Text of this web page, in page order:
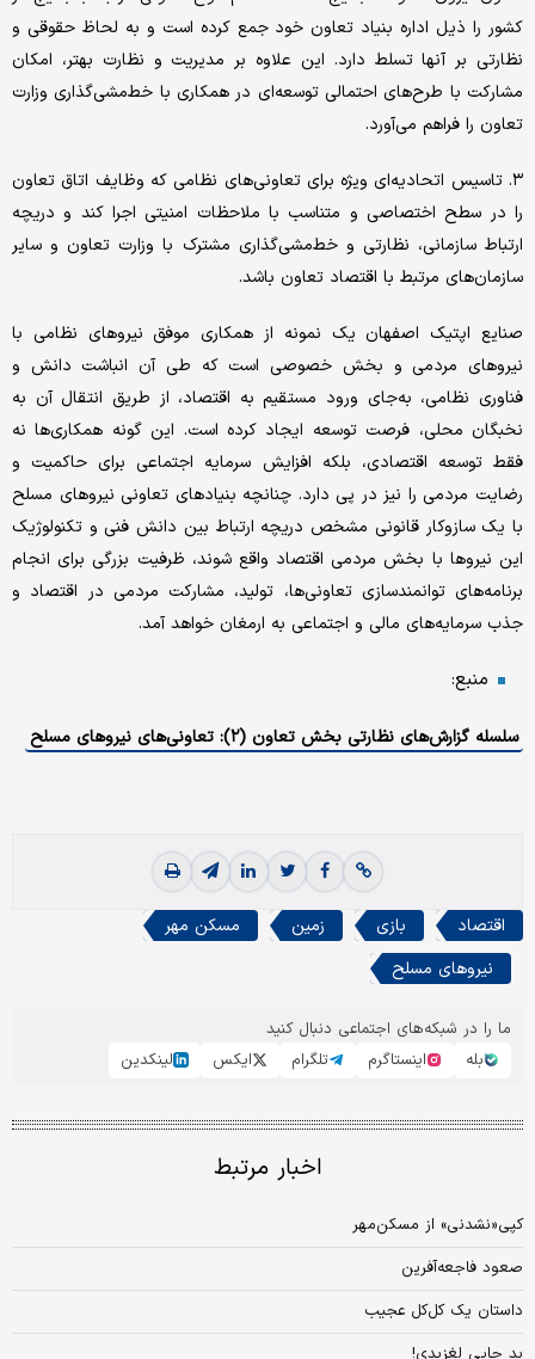
کشور را ذیل اداره بنیاد تعاون خود جمع کرده است و به لحاظ حقوقی و
نظارتی بر آنها تسلط دارد. این علاوه بر مدیریت و نظارت بهتر، امکان
مشارکت با طرح‌های احتمالی توسعه‌ای در همکاری با خط‌مشی‌گذاری وزارت
تعاون را فراهم می‌آورد.
۳. تاسیس اتحادیه‌ای ویژه برای تعاونی‌های نظامی که وظایف اتاق تعاون
را در سطح اختصاصی و متناسب با ملاحظات امنیتی اجرا کند و دریچه
ارتباط سازمانی، نظارتی و خط‌مشی‌گذاری مشترک با وزارت تعاون و سایر
سازمان‌های مرتبط با اقتصاد تعاون باشد.
صنایع اپتیک اصفهان یک نمونه از همکاری موفق نیروهای نظامی با
نیروهای مردمی و بخش خصوصی است که طی آن انباشت دانش و
فناوری نظامی، به‌جای ورود مستقیم به اقتصاد، از طریق انتقال آن به
نخبگان محلی، فرصت توسعه ایجاد کرده است. این گونه همکاری‌ها نه
فقط توسعه اقتصادی، بلکه افزایش سرمایه اجتماعی برای حاکمیت و
رضایت مردمی را نیز در پی دارد. چنانچه بنیادهای تعاونی نیروهای مسلح
با یک سازوکار قانونی مشخص دریچه ارتباط بین دانش فنی و تکنولوژیک
این نیروها با بخش مردمی اقتصاد واقع شوند، ظرفیت بزرگی برای انجام
برنامه‌های توانمندسازی تعاونی‌ها، تولید، مشارکت مردمی در اقتصاد و
جذب سرمایه‌های مالی و اجتماعی به ارمغان خواهد آمد.
منبع:
سلسله گزارش‌های نظارتی بخش تعاون (۲): تعاونی‌های نیروهای مسلح
اقتصاد بازی زمین
مسکن مهر
نیروهای مسلح
ما را در شبکه‌های اجتماعی دنبال کنید
بله
اینستاگرم تلگرام ایکس لینکدین
اخبار مرتبط
کپی‌«نشدنی» از مسکن‏‏‌مهر
صعود فاجعه‌آفرین
داستان یک کل‌کل عجیب
بد جایی لغزیدی!